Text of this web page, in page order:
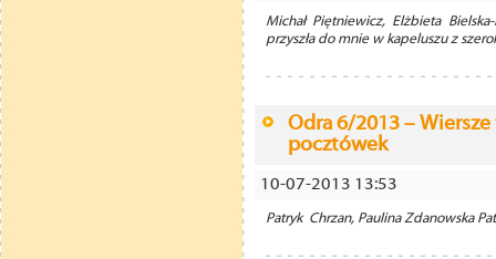
Michał Piętniewicz, Elżbieta
przyszła do mnie w kapeluszu z
Odra 6/2013 –
pocztówek
10-07-2013 13:53
Patryk Chrzan, Paulina Zdanowska